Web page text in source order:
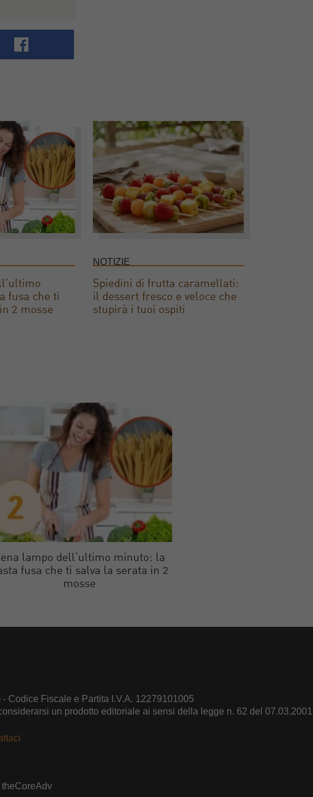
fusa che ti
2 mosse
NOTIZIE
Spiedini di frutta caramellati:
il dessert fresco e veloce che
stupirà i tuoi ospiti
lampo dell’ultimo minuto: la
fusa che ti salva la serata in 2
mosse
Codice Fiscale e Partita I.V.A. 12279101005
un prodotto editoriale ai sensi della legge n. 62 del 07.03.2001
theCoreAdv